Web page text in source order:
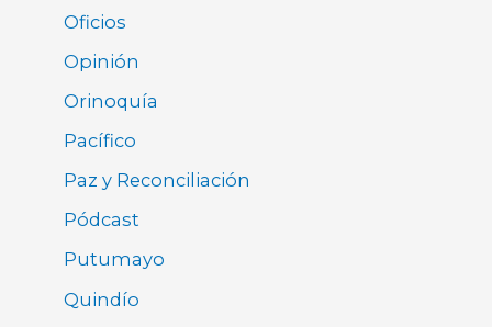
Oficios
Opinión
Orinoquía
Pacífico
Paz y Reconciliación
Pódcast
Putumayo
Quindío